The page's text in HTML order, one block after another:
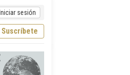
Iniciar sesión
Suscríbete